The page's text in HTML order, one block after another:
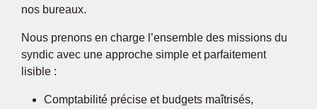
nos bureaux.
Nous prenons en charge l’ensemble des missions du
syndic avec une approche simple et parfaitement
lisible :
Comptabilité précise et budgets maîtrisés,